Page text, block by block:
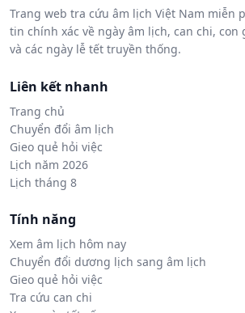
Trang web tra cứu âm lịch Việt Nam miễn
tin chính xác về ngày âm lịch, can chi, con
và các ngày lễ tết truyền thống.
Liên kết nhanh
Trang chủ
Chuyển đổi âm lịch
Gieo quẻ hỏi việc
Lịch năm 2026
Lịch tháng 8
Tính năng
Xem âm lịch hôm nay
Chuyển đổi dương lịch sang âm lịch
Gieo quẻ hỏi việc
Tra cứu can chi